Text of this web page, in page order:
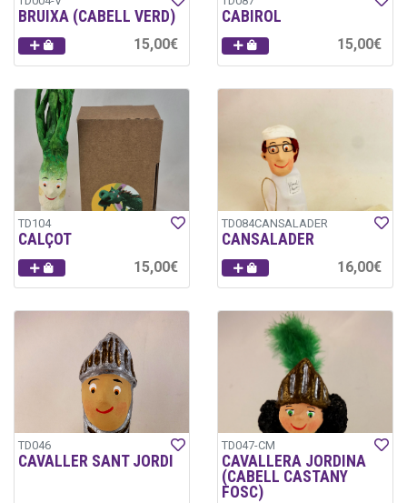
BRUIXA (CABELL VERD)
15,00€
CABIROL
15,00€
TD104
CALÇOT
15,00€
TD084CANSALADER
CANSALADER
16,00€
TD046
CAVALLER SANT JORDI
TD047-CM
CAVALLERA JORDINA
(CABELL CASTANY
FOSC)